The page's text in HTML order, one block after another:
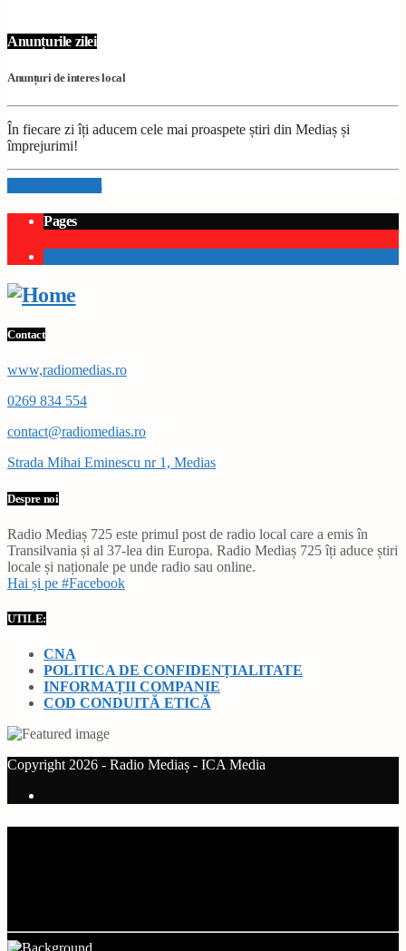
Anunțurile zilei
Anunțuri de interes local
În fiecare zi îți aducem cele mai proaspete știri din Mediaș și
împrejurimi!
Info and episodes
Pages
Contact
www,radiomedias.ro
0269 834 554
contact@radiomedias.ro
Strada Mihai Eminescu nr 1, Medias
Despre noi
Radio Mediaș 725 este primul post de radio local care a emis în
Transilvania și al 37-lea din Europa. Radio Mediaș 725 îți aduce știri
locale și naționale pe unde radio sau online.
Hai și pe #Facebook
UTILE:
CNA
POLITICA DE CONFIDENȚIALITATE
INFORMAȚII COMPANIE
COD CONDUITĂ ETICĂ
Copyright 2026 - Radio Mediaș - ICA Media